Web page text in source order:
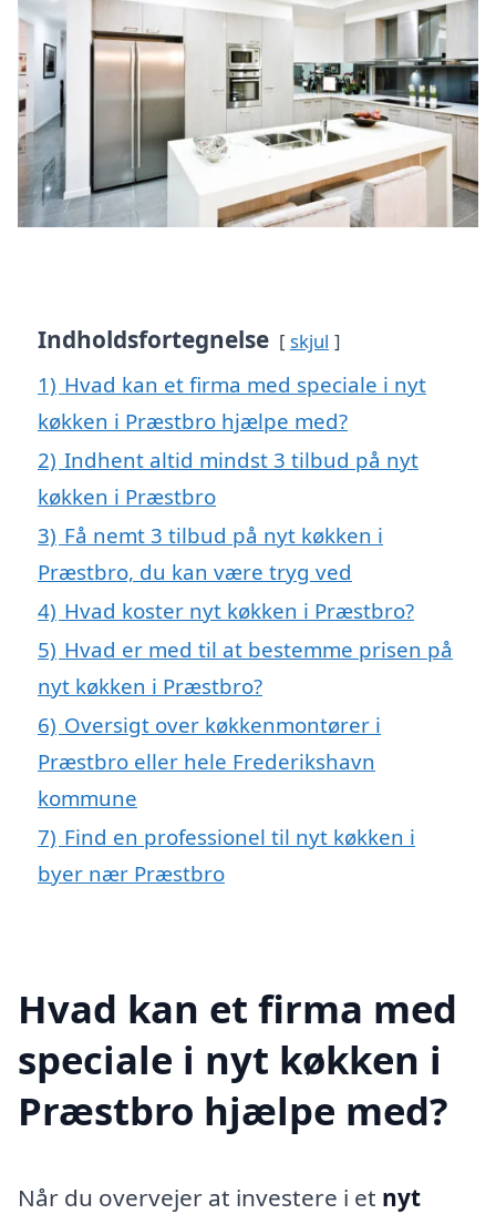
Indholdsfortegnelse skjul
1) Hvad kan et firma med speciale i nyt
køkken i Præstbro hjælpe med?
2) Indhent altid mindst 3 tilbud på nyt
køkken i Præstbro
3) Få nemt 3 tilbud på nyt køkken i
Præstbro, du kan være tryg ved
4) Hvad koster nyt køkken i Præstbro?
5) Hvad er med til at bestemme prisen på
nyt køkken i Præstbro?
6) Oversigt over køkkenmontører i
Præstbro eller hele Frederikshavn
kommune
7) Find en professionel til nyt køkken i
byer nær Præstbro
Hvad kan et firma med
speciale i nyt køkken i
Præstbro hjælpe med?
Når du overvejer at investere i et nyt